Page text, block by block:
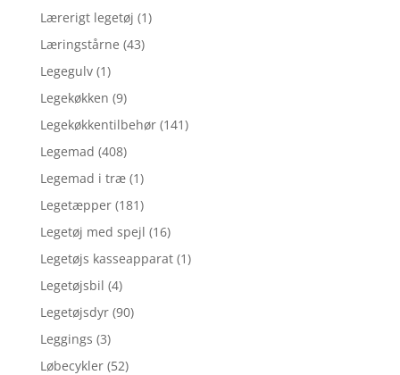
Lærerigt legetøj (1)
Læringstårne (43)
Legegulv (1)
Legekøkken (9)
Legekøkkentilbehør (141)
Legemad (408)
Legemad i træ (1)
Legetæpper (181)
Legetøj med spejl (16)
Legetøjs kasseapparat (1)
Legetøjsbil (4)
Legetøjsdyr (90)
Leggings (3)
Løbecykler (52)